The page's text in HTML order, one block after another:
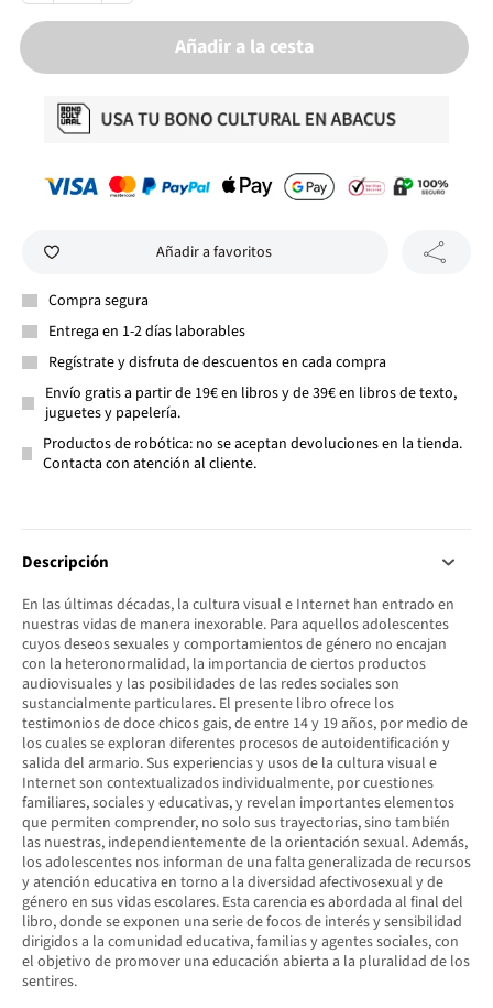
Añadir a la cesta
Añadir a favoritos
Compra segura
Entrega en 1-2 días laborables
Regístrate y disfruta de descuentos en cada compra
Envío gratis a partir de 19€ en libros y de 39€ en libros de texto,
juguetes y papelería.
Productos de robótica: no se aceptan devoluciones en la tienda.
Contacta con atención al cliente.
Descripción
En las últimas décadas, la cultura visual e Internet han entrado en
nuestras vidas de manera inexorable. Para aquellos adolescentes
cuyos deseos sexuales y comportamientos de género no encajan
con la heteronormalidad, la importancia de ciertos productos
audiovisuales y las posibilidades de las redes sociales son
sustancialmente particulares. El presente libro ofrece los
testimonios de doce chicos gais, de entre 14 y 19 años, por medio de
los cuales se exploran diferentes procesos de autoidentificación y
salida del armario. Sus experiencias y usos de la cultura visual e
Internet son contextualizados individualmente, por cuestiones
familiares, sociales y educativas, y revelan importantes elementos
que permiten comprender, no solo sus trayectorias, sino también
las nuestras, independientemente de la orientación sexual. Además,
los adolescentes nos informan de una falta generalizada de recursos
y atención educativa en torno a la diversidad afectivosexual y de
género en sus vidas escolares. Esta carencia es abordada al final del
libro, donde se exponen una serie de focos de interés y sensibilidad
dirigidos a la comunidad educativa, familias y agentes sociales, con
el objetivo de promover una educación abierta a la pluralidad de los
sentires.